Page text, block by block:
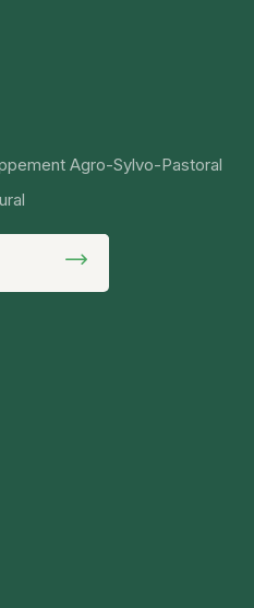
Agro-Sylvo-Pastoral